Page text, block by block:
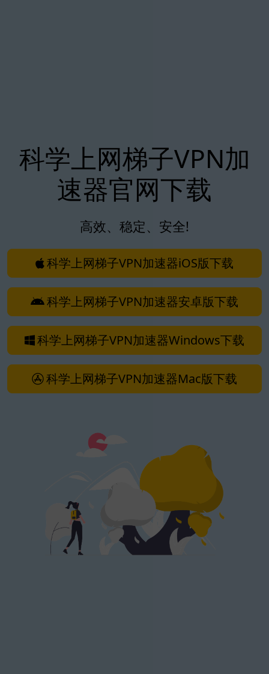
科学上网梯子VPN加
速器官网下载
高效、稳定、安全!
科学上网梯子VPN加速器iOS版下载
科学上网梯子VPN加速器安卓版下载
科学上网梯子VPN加速器Windows下载
科学上网梯子VPN加速器Mac版下载